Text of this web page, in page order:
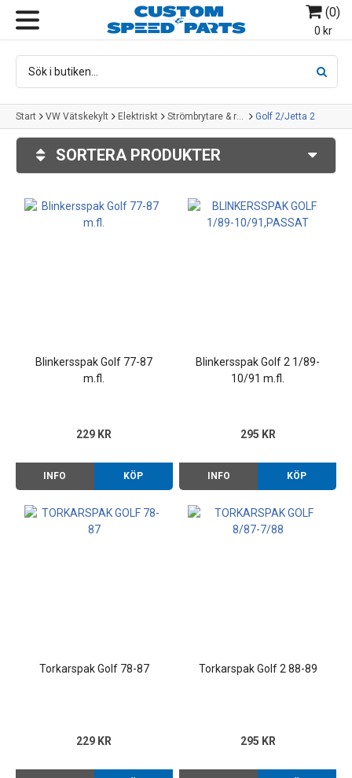
(0)
0 kr
Start VW Vätskekylt Elektriskt Strömbrytare & reglage Golf 2/Jetta 2
SORTERA PRODUKTER
Blinkersspak Golf 77-87
m.fl.
229 KR
INFO KÖP
Blinkersspak Golf 2 1/89-
10/91 m.fl.
295 KR
INFO KÖP
Torkarspak Golf 78-87
229 KR
Torkarspak Golf 2 88-89
295 KR